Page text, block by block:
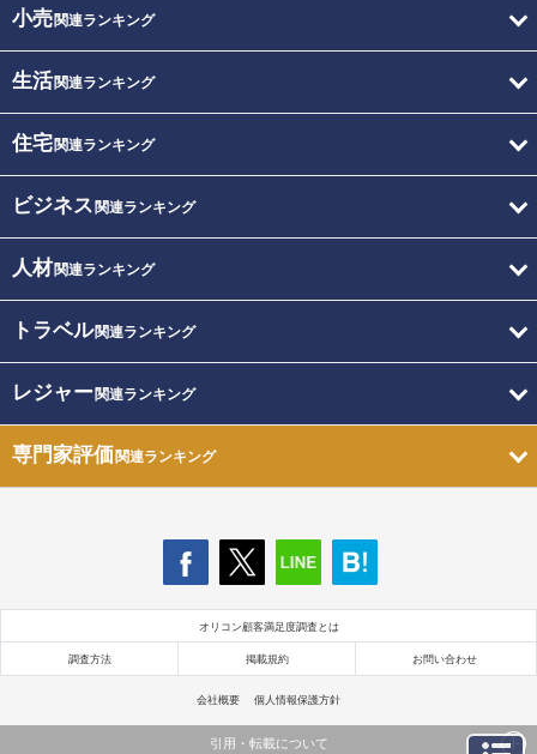
小売関連ランキング
生活関連ランキング
住宅関連ランキング
ビジネス 関連ランキング
人材関連ランキング
トラベル関連ランキング
レジャー関連ランキング
専門家評価関連ランキング
オリコン顧客満足度調査とは
調査方法 掲載規約 お問い合わせ
会社概要 個人情報保護方針
引用・転載について